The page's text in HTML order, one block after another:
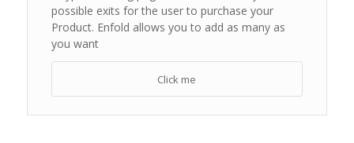
possible exits for the user to purchase your
Product. Enfold allows you to add as many as
you want
Click me